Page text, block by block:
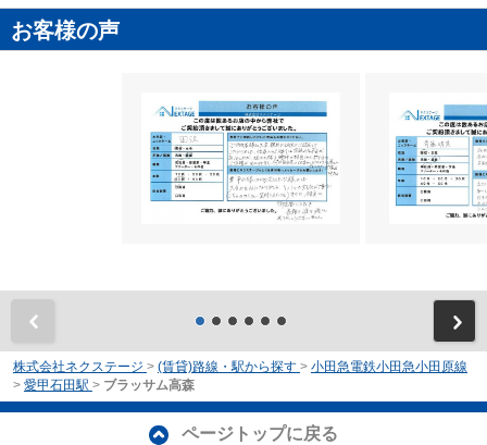
お客様の声
株式会社ネクステージ > (賃貸)路線・駅から探す > 小田急電鉄小田急小田原線
> 愛甲石田駅 > ブラッサム高森
ページトップに戻る